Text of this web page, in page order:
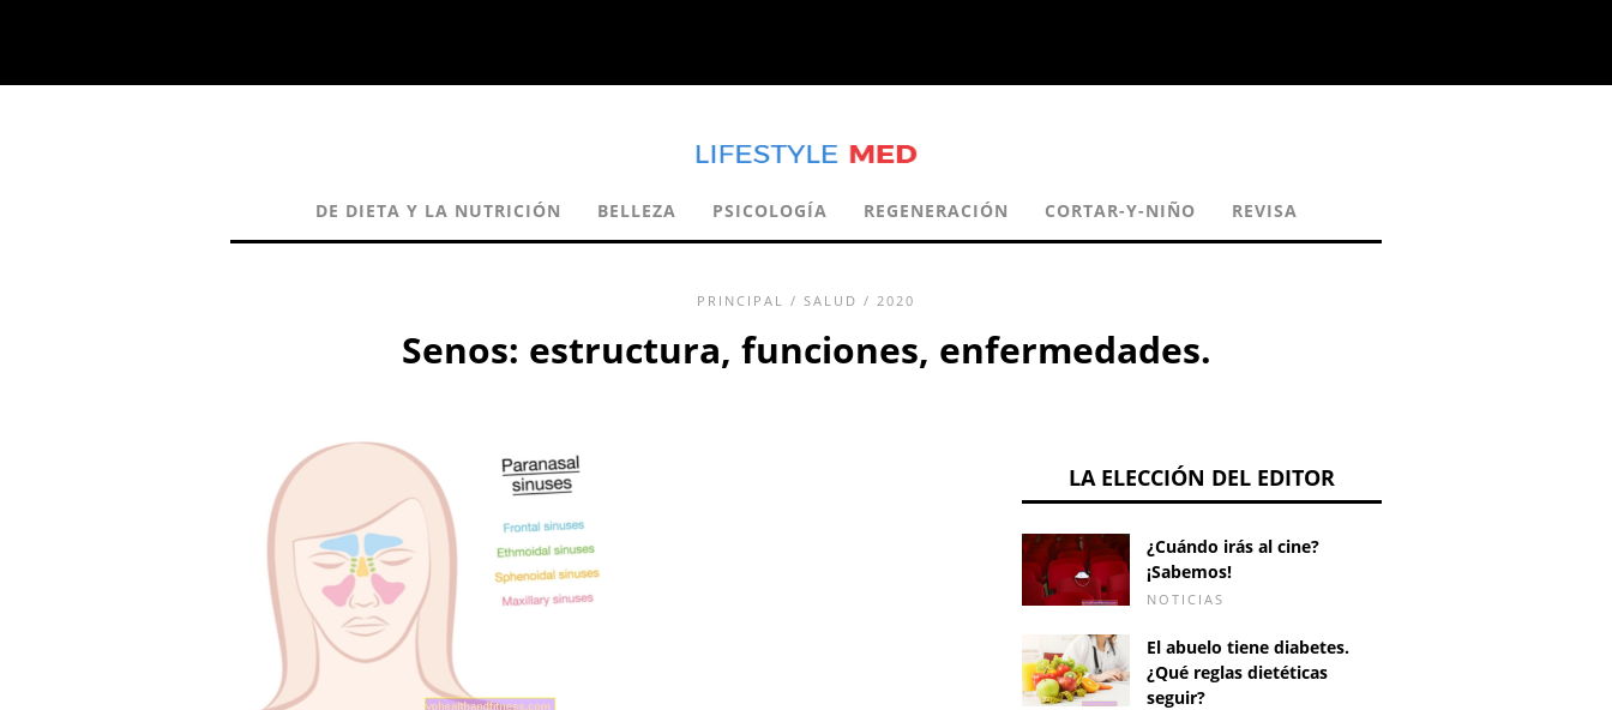
DE DIETA Y LA NUTRICIÓN BELLEZA PSICOLOGÍA REGENERACIÓN CORTAR-Y-NIÑO REVISA
PRINCIPAL / SALUD / 2020
Senos: estructura, funciones, enfermedades.
LA ELECCIÓN DEL EDITOR
¿Cuándo irás al cine?
¡Sabemos!
NOTICIAS
El abuelo tiene diabetes.
¿Qué reglas dietéticas
seguir?